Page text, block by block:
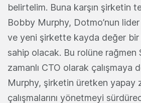
belirtelim. Buna karşın şirketin
Bobby Murphy, Dotmo’nun lider
ve yeni şirkette kayda değer bir
sahip olacak. Bu rolüne rağmen
zamanlı CTO olarak çalışmaya
Murphy, şirketin üretken yapay
çalışmalarını yönetmeyi